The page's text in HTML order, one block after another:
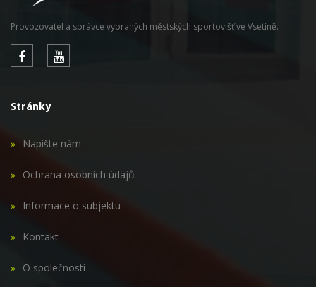
Provozovatel a správce vybraných městských sportovišť ve Vsetíně.
Stránky
Napište nám
Ochrana osobních údajů
Informace o subjektu
Kontakt
O společnosti